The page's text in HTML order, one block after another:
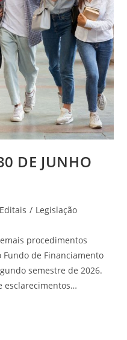
DE JUNHO
Editais / Legislação
procedimentos
de Financiamento
semestre de 2026.
esclarecimentos…